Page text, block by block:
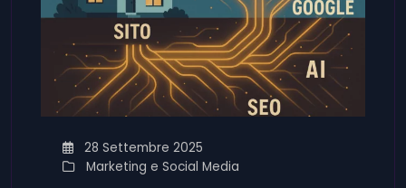
28 Settembre 2025
Marketing e Social Media